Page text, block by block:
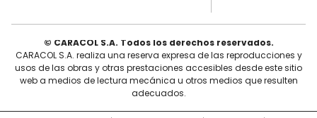
© CARACOL S.A. Todos los derechos reservados.
CARACOL S.A. realiza una reserva expresa de las reproducciones y
usos de las obras y otras prestaciones accesibles desde este sitio
web a medios de lectura mecánica u otros medios que resulten
adecuados.